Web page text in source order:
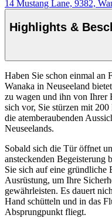
14 Mustang Lane, 9382,
Highlights &
Haben Sie schon einmal an
Wanaka in Neuseeland
zu wagen und ihn von Ihrer
sich vor, Sie stürzen mit
die atemberaubenden
Neuseelands.
Sobald sich die Tür öffnet
ansteckenden Begeisterung
Sie sich auf eine gründliche
Ausrüstung, um Ihre
gewährleisten. Es dauert
Hand schütteln und in das
Absprungpunkt fliegt.